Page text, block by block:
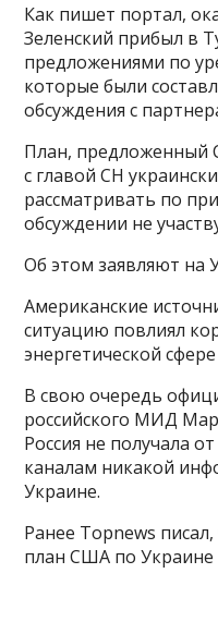
Как пишет портал,
Зеленский прибыл в
предложениями по
которые были
обсуждения с
План, предложенный
с главой СН
рассматривать по
обсуждении не
Об этом заявляют на
Американские
ситуацию повлиял
энергетической
В свою очередь
российского МИД
Россия не получала
каналам никакой
Украине.
Ранее Topnews
план США по Украине